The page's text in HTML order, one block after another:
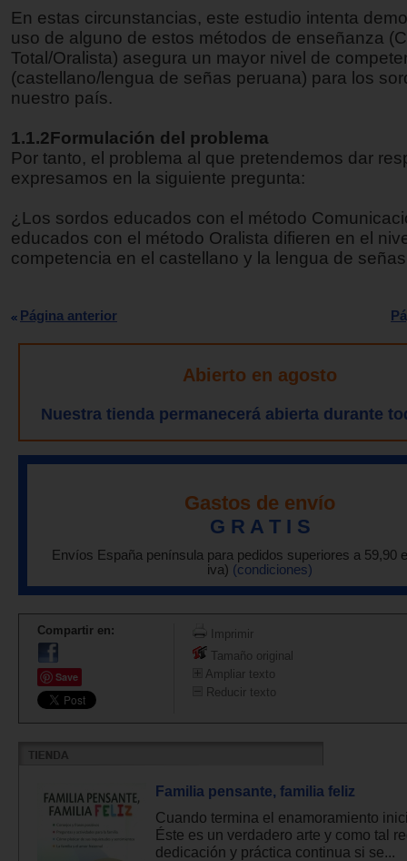
En estas circunstancias, este estudio intenta
uso de alguno de estos métodos de enseñanza
Total/Oralista) asegura un mayor nivel de
(castellano/lengua de señas peruana) para los
nuestro país.
1.1.2Formulación del problema
Por tanto, el problema al que pretendemos dar
expresamos en la siguiente pregunta:
¿Los sordos educados con el método
educados con el método Oralista difieren en el
competencia en el castellano y la lengua de
Página anterior
Abierto en agosto
Nuestra tienda permanecerá abierta durante
Gastos de envío
G R A T I S
Envíos España península para pedidos superiores a 59,90
iva) (condiciones)
Compartir en:
Save
Imprimir
Tamaño original
Ampliar texto
Reducir texto
Familia pensante, familia feliz
Cuando termina el enamoramiento
Éste es un verdadero arte y como tal
dedicación y práctica continua si se...